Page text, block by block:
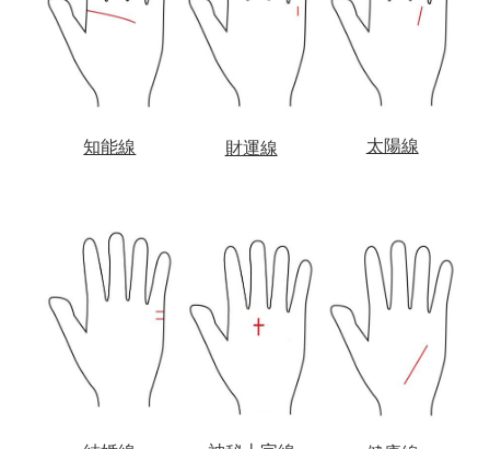
知能線 財運線 太陽線